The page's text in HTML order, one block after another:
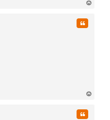
Citar
Citar